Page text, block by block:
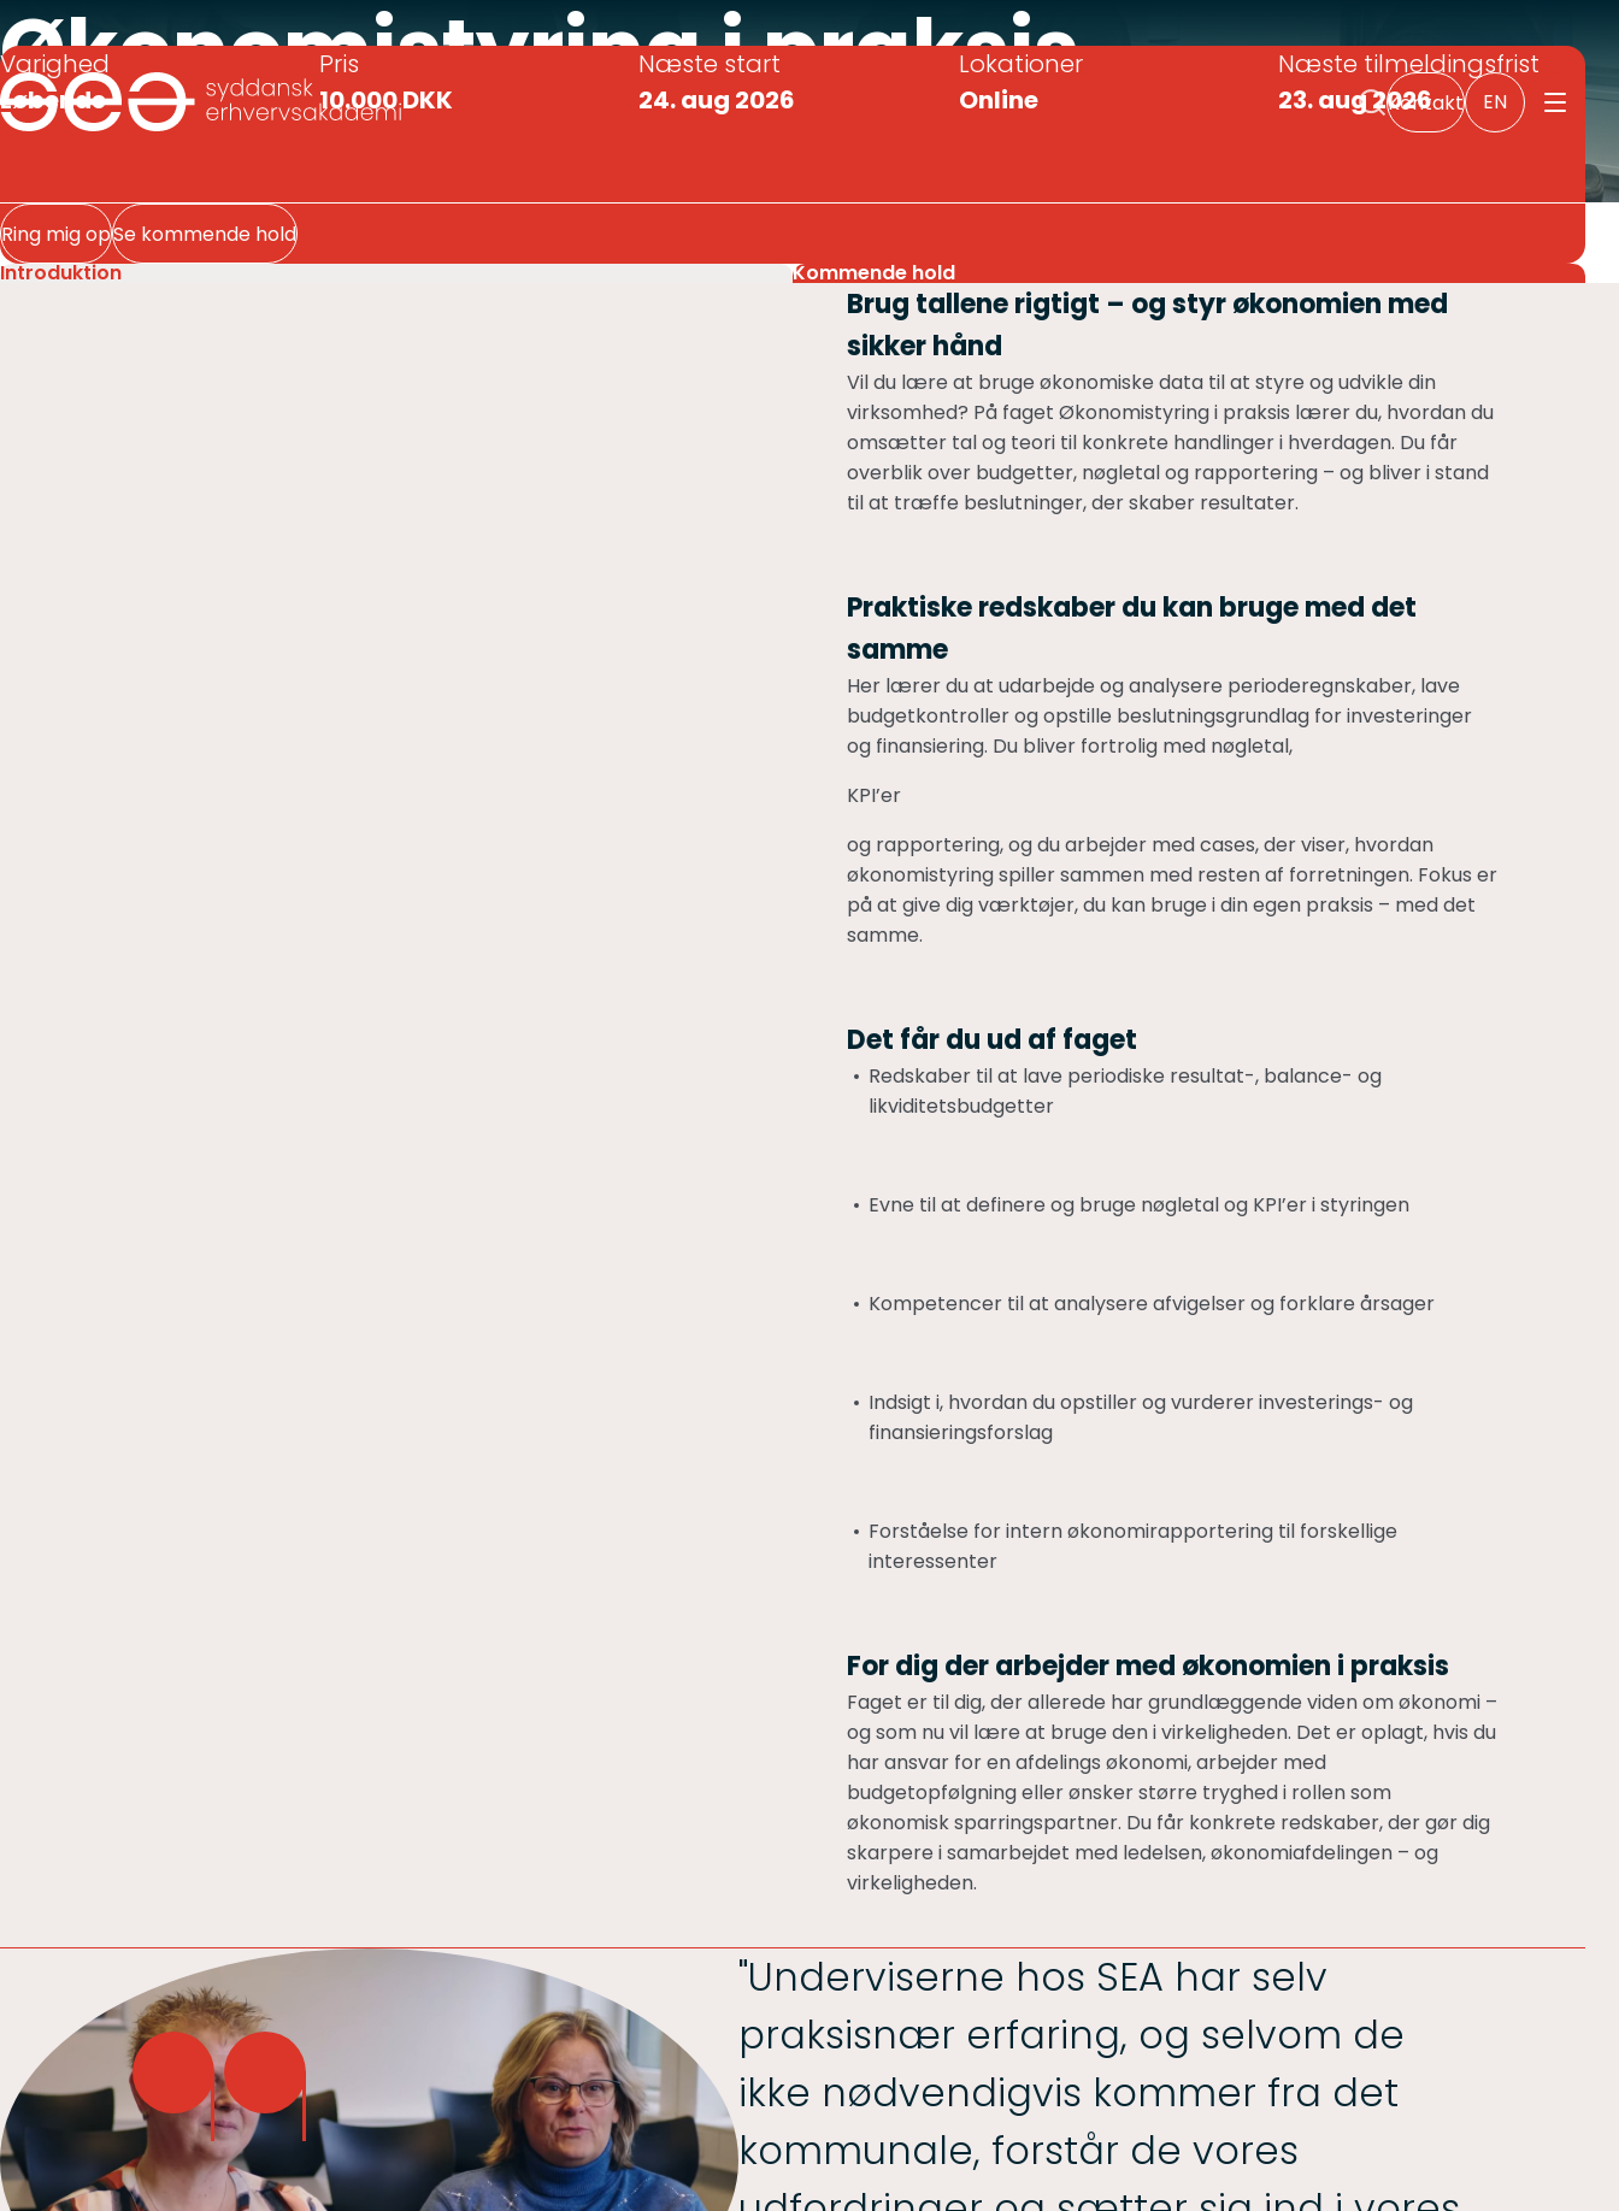
Kontakt EN
Økonomistyring i praksis
Enkeltfag, Akademiniveau
Varighed
Løbende
Pris
10.000 DKK
Næste start
24. aug 2026
Lokationer
Online
Næste tilmeldingsfrist
23. aug 2026
Ring mig opSe kommende hold
Introduktion
Kommende hold
Brug tallene rigtigt – og styr økonomien med
sikker hånd
Vil du lære at bruge økonomiske data til at styre og udvikle din
virksomhed? På faget Økonomistyring i praksis lærer du, hvordan du
omsætter tal og teori til konkrete handlinger i hverdagen. Du får
overblik over budgetter, nøgletal og rapportering – og bliver i stand
til at træffe beslutninger, der skaber resultater.
Praktiske redskaber du kan bruge med det
samme
Her lærer du at udarbejde og analysere perioderegnskaber, lave
budgetkontroller og opstille beslutningsgrundlag for investeringer
og finansiering. Du bliver fortrolig med nøgletal,
KPI’er
og rapportering, og du arbejder med cases, der viser, hvordan
økonomistyring spiller sammen med resten af forretningen. Fokus er
på at give dig værktøjer, du kan bruge i din egen praksis – med det
samme.
Det får du ud af faget
Redskaber til at lave periodiske resultat-, balance- og
likviditetsbudgetter
Evne til at definere og bruge nøgletal og KPI’er i styringen
Kompetencer til at analysere afvigelser og forklare årsager
Indsigt i, hvordan du opstiller og vurderer investerings- og
finansieringsforslag
Forståelse for intern økonomirapportering til forskellige
interessenter
For dig der arbejder med økonomien i praksis
Faget er til dig, der allerede har grundlæggende viden om økonomi –
og som nu vil lære at bruge den i virkeligheden. Det er oplagt, hvis du
har ansvar for en afdelings økonomi, arbejder med
budgetopfølgning eller ønsker større tryghed i rollen som
økonomisk sparringspartner. Du får konkrete redskaber, der gør dig
skarpere i samarbejdet med ledelsen, økonomiafdelingen – og
virkeligheden.
"Underviserne hos SEA har selv
praksisnær erfaring, og selvom de
ikke nødvendigvis kommer fra det
kommunale, forstår de vores